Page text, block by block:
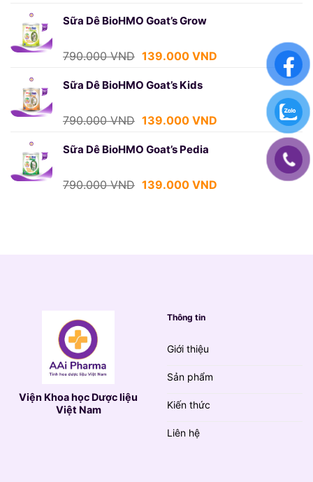
là:
429.000 VND.
Sữa Dê BioHMO Goat’s Grow
790.000VND Giá
là:
139.000 VNDGiá
139.000 VND.
Sữa Dê BioHMO Goat’s Kids
790.000VND Giá
là:
139.000 VNDGiá
139.000 VND.
Sữa Dê BioHMO Goat’s Pedia
790.000VND Giá
139.000 VNDGiá
Viện Khoa học Dược liệu
Việt Nam
Thông tin
Giới thiệu
Sản phẩm
Kiến thức
Liên hệ